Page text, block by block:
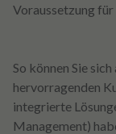
Voraussetzung
So können Sie
hervorragenden
integrierte
Management)